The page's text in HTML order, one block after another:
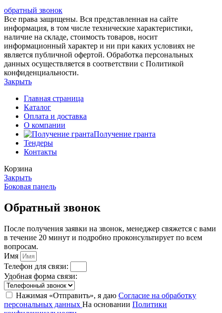
обратный звонок
Все права защищены. Вся представленная на сайте
информация, в том числе технические характеристики,
наличие на складе, стоимость товаров, носит
информационный характер и ни при каких условиях не
является публичной офертой. Обработка персональных
данных осуществляется в соответствии с Политикой
конфиденциальности.
Закрыть
Главная страница
Каталог
Оплата и доставка
О компании
Получение гранта
Тендеры
Контакты
Корзина
Закрыть
Боковая панель
Обратный звонок
После получения заявки на звонок, менеджер свяжется с вами
в течение 20 минут и подробно проконсультирует по всем
вопросам.
Имя
Телефон для связи:
Удобная форма связи:
Нажимая «Отправить», я даю Согласие на обработку
персональных данных На основании Политики